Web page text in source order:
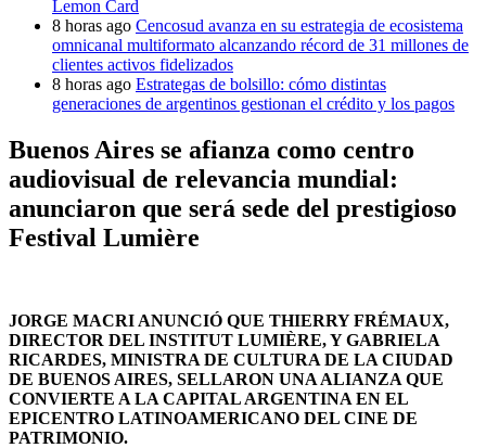
Lemon Card
8 horas ago Cencosud avanza en su estrategia de ecosistema
omnicanal multiformato alcanzando récord de 31 millones de
clientes activos fidelizados
8 horas ago Estrategas de bolsillo: cómo distintas
generaciones de argentinos gestionan el crédito y los pagos
Buenos Aires se afianza como centro
audiovisual de relevancia mundial:
anunciaron que será sede del prestigioso
Festival Lumière
JORGE MACRI ANUNCIÓ QUE THIERRY FRÉMAUX,
DIRECTOR DEL INSTITUT LUMIÈRE, Y GABRIELA
RICARDES, MINISTRA DE CULTURA DE LA CIUDAD
DE BUENOS AIRES, SELLARON UNA ALIANZA QUE
CONVIERTE A LA CAPITAL ARGENTINA EN EL
EPICENTRO LATINOAMERICANO DEL CINE DE
PATRIMONIO.